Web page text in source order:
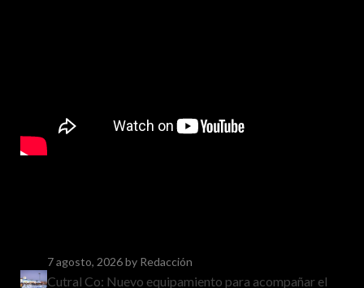
7 agosto, 2026by Redacción
Cutral Co: Nuevo equipamiento para acompañar el